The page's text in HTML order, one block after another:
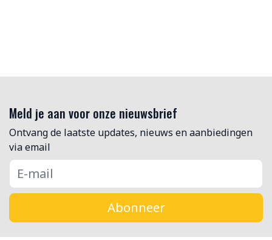
Meld je aan voor onze nieuwsbrief
Ontvang de laatste updates, nieuws en aanbiedingen
via email
Abonneer